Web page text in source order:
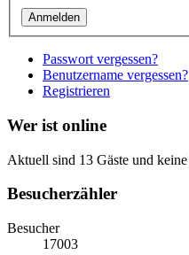
Passwort vergessen?
Benutzername vergessen?
Registrieren
Wer ist online
Aktuell sind 13 Gäste und
Besucherzähler
Besucher
17003